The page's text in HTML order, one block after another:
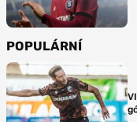
POPULÁRNÍ